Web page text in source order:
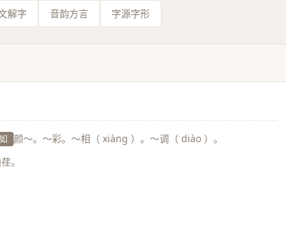
解字 音韵方言 字源字形
颜～。～彩。～相（ xiàng ）。～调（ diào ）。
。